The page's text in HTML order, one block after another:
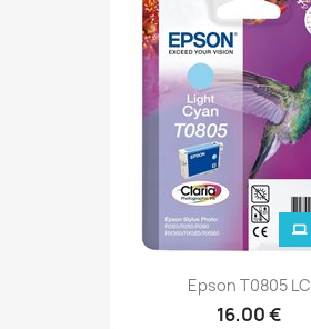
Epson T0805 LC
16,00 €